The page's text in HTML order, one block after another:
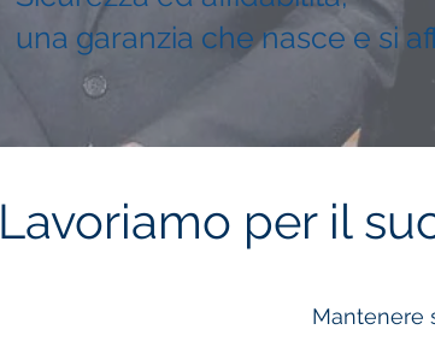
una garanzia che nasce e si
Lavoriamo per il
Mantenere